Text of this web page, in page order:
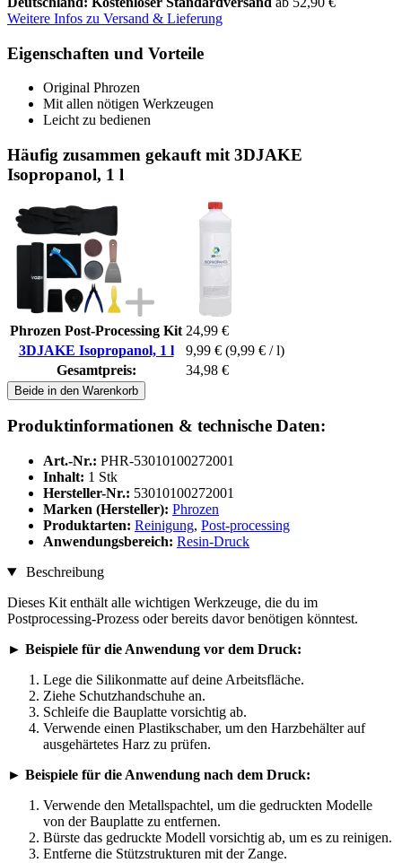
Weitere Infos zu Versand & Lieferung
Eigenschaften und Vorteile
Original Phrozen
Mit allen nötigen Werkzeugen
Leicht zu bedienen
Häufig zusammen gekauft mit 3DJAKE
Isopropanol, 1 l
Phrozen Post-Processing Kit 24,99 €
3DJAKE Isopropanol, 1 l
9,99 € (9,99 € / l)
Gesamtpreis:
34,98 €
Beide in den Warenkorb
Produktinformationen & technische Daten:
Art.-Nr.: PHR-53010100272001
Inhalt: 1 Stk
Hersteller-Nr.: 53010100272001
Marken (Hersteller): Phrozen
Produktarten: Reinigung, Post-processing
Anwendungsbereich: Resin-Druck
Beschreibung
Dieses Kit enthält alle wichtigen Werkzeuge, die du im
Postprocessing-Prozess oder bereits davor benötigen könntest.
► Beispiele für die Anwendung vor dem Druck:
Lege die Silikonmatte auf deine Arbeitsfläche.
Ziehe Schutzhandschuhe an.
Schleife die Bauplatte vorsichtig ab.
Verwende einen Plastikschaber, um den Harzbehälter auf
ausgehärtetes Harz zu prüfen.
► Beispiele für die Anwendung nach dem Druck:
Verwende den Metallspachtel, um die gedruckten Modelle
von der Bauplatte zu entfernen.
Bürste das gedruckte Modell vorsichtig ab, um es zu reinigen.
Entferne die Stützstrukturen mit der Zange.